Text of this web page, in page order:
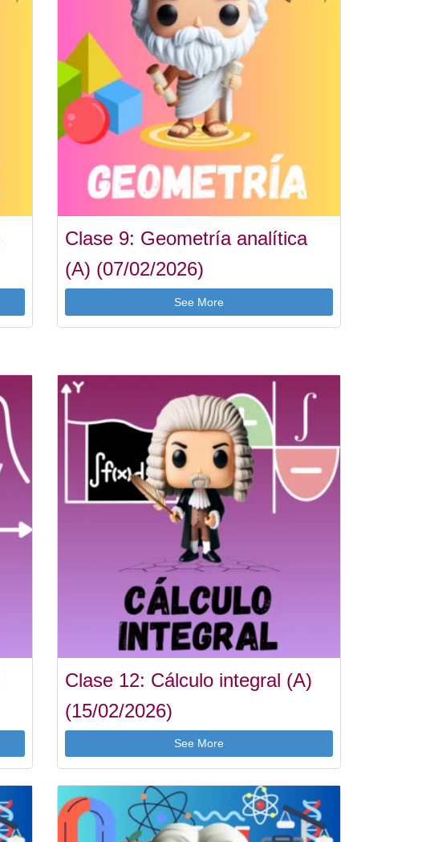
Clase 9: Geometría analítica
(A) (07/02/2026)
See More
Clase 12: Cálculo integral (A)
(15/02/2026)
See More